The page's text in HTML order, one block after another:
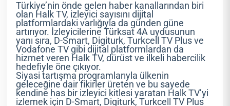
Türkiye’nin önde gelen haber kanallarından biri
olan Halk TV, izleyici sayısını dijital
platformlardaki varlığıyla da günden güne
artırıyor. İzleyicilerine Türksat 4A uydusunun
yanı sıra, D-Smart, Digiturk, Turkcell TV Plus ve
Vodafone TV gibi dijital platformlardan da
hizmet veren Halk TV, dürüst ve ilkeli habercilik
hedefiyle öne çıkıyor.
Siyasi tartışma programlarıyla ülkenin
geleceğine dair fikirler üreten ve bu sayede
kendine has bir izleyici kitlesi yaratan Halk TV’yi
izlemek için D-Smart, Digiturk, Turkcell TV Plus